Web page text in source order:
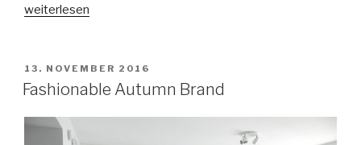
„Post
weiterlesen
VERÖFFENTLICHT
AM
13. NOVEMBER 2016
Fashionable Autumn Brand